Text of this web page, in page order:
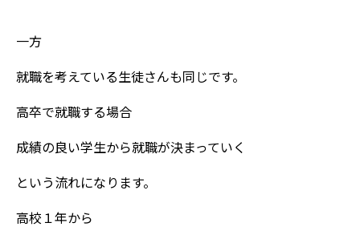
一方
就職を考えている生徒さんも同じです。
高卒で就職する場合
成績の良い学生から就職が決まっていく
という流れになります。
高校１年から